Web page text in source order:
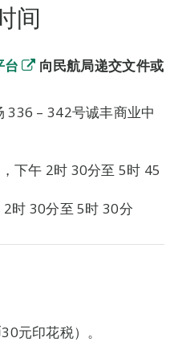
间
台
向民航局递交文件或
336 – 342号诚丰商业中
下午 2时 30分至 5时 45
时 30分至 5时 30分
元印花税）。